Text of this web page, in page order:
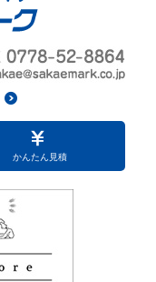
かんたん見積